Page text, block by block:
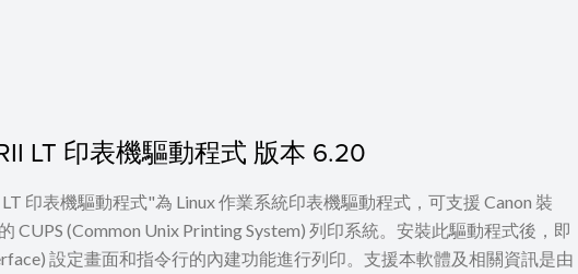
LT 印表機驅動程式 版本 6.20
印表機驅動程式"為 Linux 作業系統印表機驅動程式，可支援 Canon 裝
CUPS (Common Unix Printing System) 列印系統。安裝此驅動程式後，即
設定畫面和指令行的內建功能進行列印。支援本軟體及相關資訊是由